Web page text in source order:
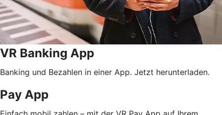
VR Banking App
Banking und Bezahlen in einer App. Jetzt herunterladen.
Pay App